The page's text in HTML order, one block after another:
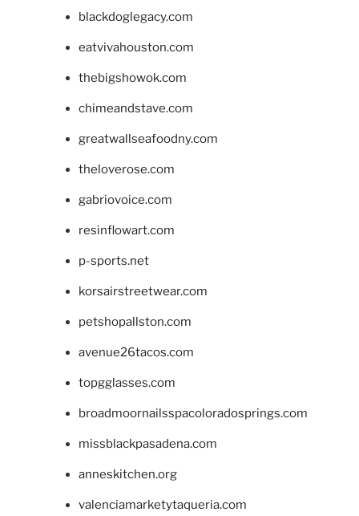
blackdoglegacy.com
eatvivahouston.com
thebigshowok.com
chimeandstave.com
greatwallseafoodny.com
theloverose.com
gabriovoice.com
resinflowart.com
p-sports.net
korsairstreetwear.com
petshopallston.com
avenue26tacos.com
topgglasses.com
broadmoornailsspacoloradosprings.com
missblackpasadena.com
anneskitchen.org
valenciamarketytaqueria.com